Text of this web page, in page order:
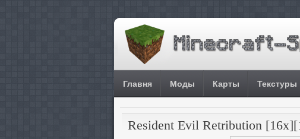
Главня Моды Карты Текстуры
Resident Evil Retribution